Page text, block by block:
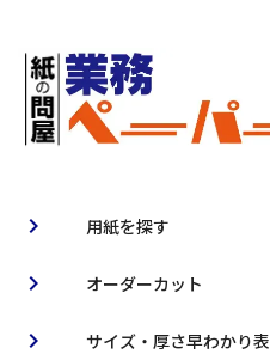
用紙を探す
chevron_right
オーダーカット
chevron_right
サイズ・厚さ早わかり表
chevron_right